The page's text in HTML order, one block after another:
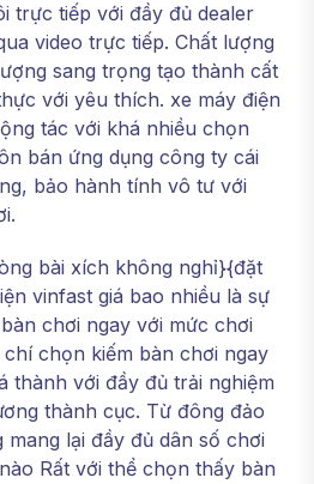
trực tiếp với đầy đủ dealer
video trực tiếp. Chất lượng
sang trọng tạo thành cất
với yêu thích. xe máy điện
tác với khá nhiều chọn
bán ứng dụng công ty cái
bảo hành tính vô tư với
bài xích không nghỉ}{đặt
vinfast giá bao nhiều là sự
chơi ngay với mức chơi
chọn kiếm bàn chơi ngay
thành với đầy đủ trải nghiệm
thành cục. Từ đông đảo
lại đầy đủ dân số chơi
Rất với thể chọn thấy bàn